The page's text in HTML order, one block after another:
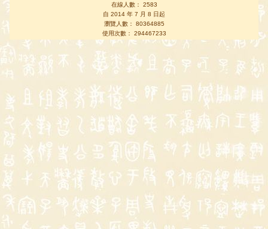
在線人數： 2583
自 2014 年 7 月 8 日起
瀏覽人數： 80364885
使用次數： 294467233